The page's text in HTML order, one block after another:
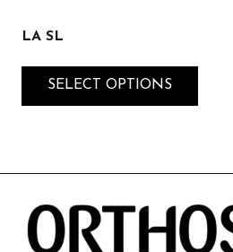
LA SL
SELECT OPTIONS